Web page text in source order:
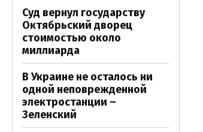
Суд вернул государству
Октябрьский дворец
стоимостью около
миллиарда
В Украине не осталось ни
одной неповрежденной
электростанции –
Зеленский